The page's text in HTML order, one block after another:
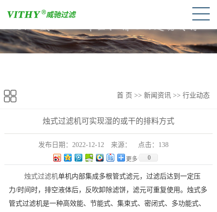
首 页 >> 新闻资讯 >> 行业动态
烛式过滤机可实现湿的或干的排料方式
发布日期：2022-12-12 来源： 点击： 138
更多 0
烛式过滤机单机内部集成多根管式滤元，过滤后达到一定压
力/时间时，排空液体后，反吹卸除滤饼，滤元可重复使用。烛式多
管式过滤机是一种高效能、节能式、集束式、密闭式、多功能式、